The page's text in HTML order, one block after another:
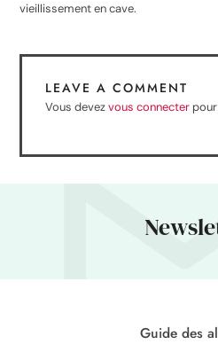
vieillissement en cave.
LEAVE A COMMENT
Vous devezvous connecter
Guide des